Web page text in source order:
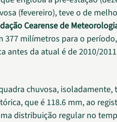
(fevereiro), teve o de
Cearense de
377 milímetros para o
antes da atual é de 2010/
chuvosa, isoladamente,
que é 118.6 mm, ao
distribuição regular no